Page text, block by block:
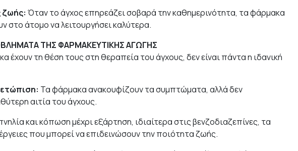
ζωής: Όταν το άγχος επηρεάζει σοβαρά την καθημερινότητα, τα φάρμακα
στο άτομο να λειτουργήσει καλύτερα.
ΤΗΣ ΦΑΡΜΑΚΕΥΤΙΚΗΣ ΑΓΩΓΗΣ
έχουν τη θέση τους στη θεραπεία του άγχους, δεν είναι πάντα η ιδανική
Τα φάρμακα ανακουφίζουν τα συμπτώματα, αλλά δεν
αιτία του άγχους.
και κόπωση μέχρι εξάρτηση, ιδιαίτερα στις βενζοδιαζεπίνες, τα
που μπορεί να επιδεινώσουν την ποιότητα ζωής.